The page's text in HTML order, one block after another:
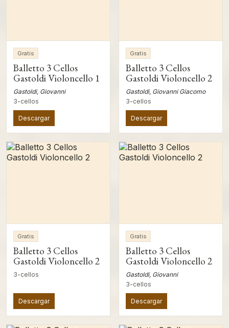
Gratis
Balletto 3 Cellos
Gastoldi Violoncello 1
Gastoldi, Giovanni
3-cellos
Descargar
Gratis
Balletto 3 Cellos
Gastoldi Violoncello 2
Gastoldi, Giovanni Giacomo
3-cellos
Descargar
Gratis
Balletto 3 Cellos
Gastoldi Violoncello 2
3-cellos
Descargar
Gratis
Balletto 3 Cellos
Gastoldi Violoncello 2
Gastoldi, Giovanni
3-cellos
Descargar